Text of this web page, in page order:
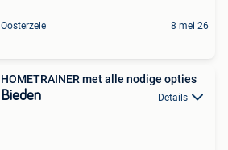
Oosterzele 8 mei 26
HOMETRAINER met alle nodige opties
Bieden Details